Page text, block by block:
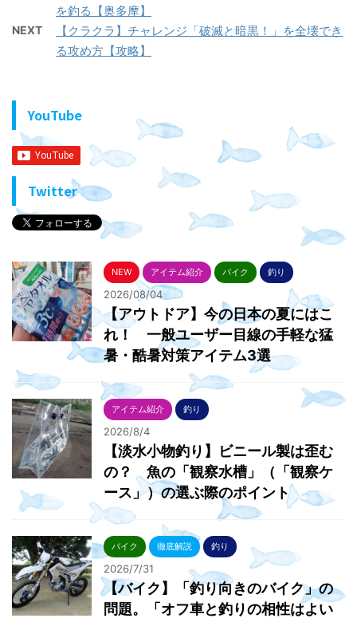
を釣る【奥多摩】
NEXT
【クラクラ】チャレンジ「破滅と暗黒！」を全壊でき
る攻め方【攻略】
YouTube
Twitter
NEW アイテム紹介 バイク 釣り
2026/08/04
【アウトドア】今の日本の夏にはこ
れ！ 一般ユーザー目線の手軽な猛
暑・酷暑対策アイテム3選
アイテム紹介 釣り
2026/8/4
【淡水小物釣り】ビニール製は歪む
の？ 魚の「観察水槽」（「観察ケ
ース」）の選ぶ際のポイント
バイク 徹底解説 釣り
2026/7/31
【バイク】「釣り向きのバイク」の
問題。「オフ車と釣りの相性はよい